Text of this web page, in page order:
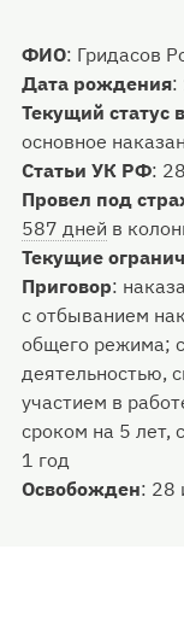
ФИО: Гридасов
Дата рождения:
Текущий статус
основное
Статьи УК РФ:
Провел под
587 дней в
Текущие
Приговор:
с отбыванием
общего режима;
деятельностью,
участием в
сроком на 5 лет,
1 год
Освобожден: 28